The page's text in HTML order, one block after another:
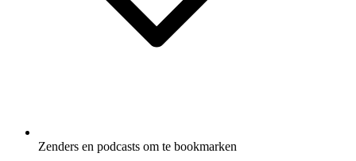
Zenders en podcasts om te bookmarken